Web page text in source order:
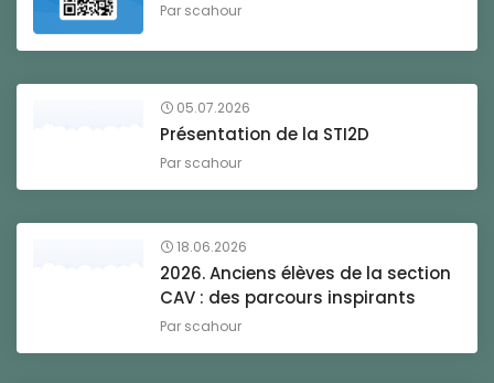
Par scahour
05.07.2026
Présentation de la STI2D
Par scahour
18.06.2026
2026. Anciens élèves de la section
CAV : des parcours inspirants
Par scahour